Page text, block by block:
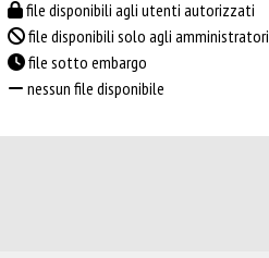
file disponibili agli utenti autorizzati
file disponibili solo agli amministratori
file sotto embargo
nessun file disponibile